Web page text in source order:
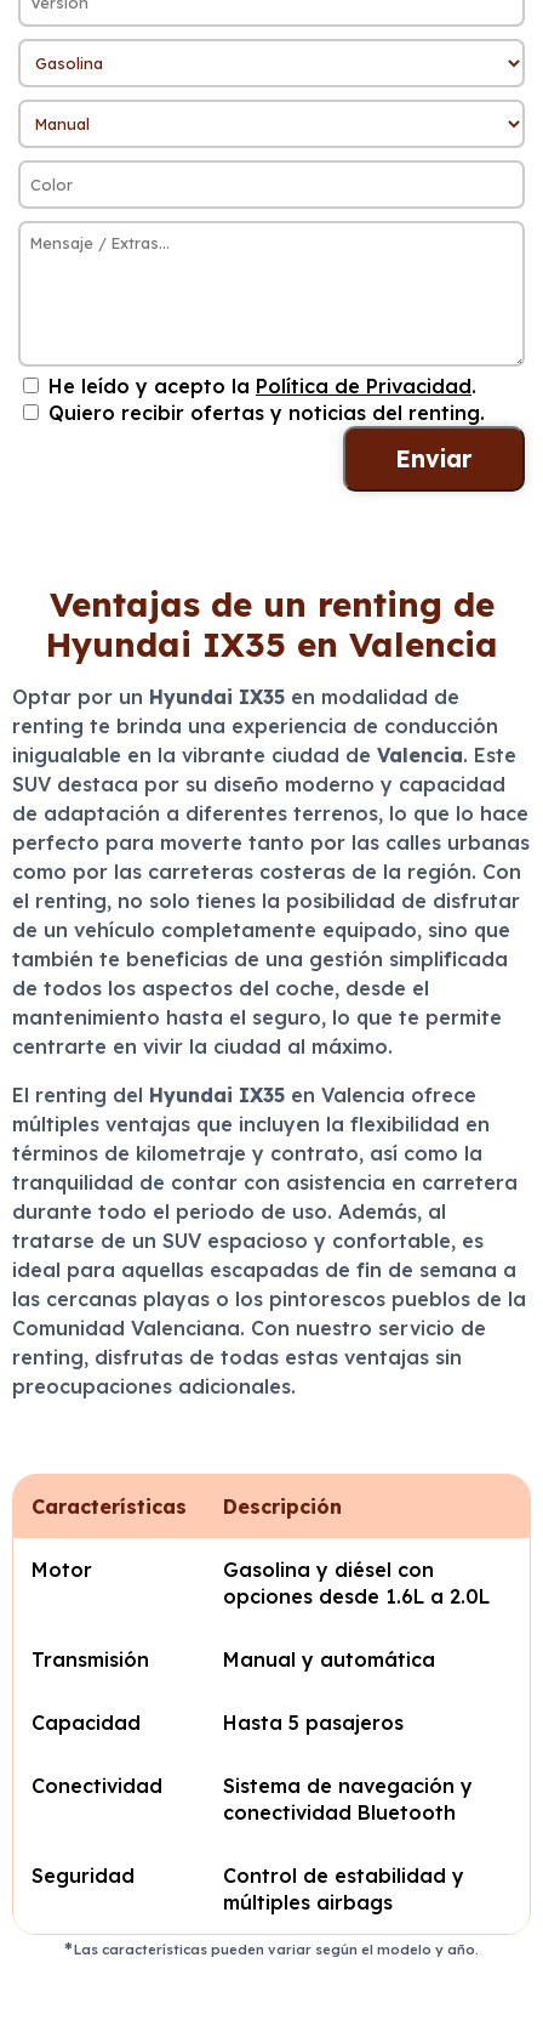
He leído y acepto la Política de Privacidad.
Quiero recibir ofertas y noticias del renting.
Ventajas de un renting de
Hyundai IX35 en Valencia
Optar por un Hyundai IX35 en modalidad de
renting te brinda una experiencia de conducción
inigualable en la vibrante ciudad de Valencia. Este
SUV destaca por su diseño moderno y capacidad
de adaptación a diferentes terrenos, lo que lo hace
perfecto para moverte tanto por las calles urbanas
como por las carreteras costeras de la región. Con
el renting, no solo tienes la posibilidad de disfrutar
de un vehículo completamente equipado, sino que
también te beneficias de una gestión simplificada
de todos los aspectos del coche, desde el
mantenimiento hasta el seguro, lo que te permite
centrarte en vivir la ciudad al máximo.
El renting del Hyundai IX35 en Valencia ofrece
múltiples ventajas que incluyen la flexibilidad en
términos de kilometraje y contrato, así como la
tranquilidad de contar con asistencia en carretera
durante todo el periodo de uso. Además, al
tratarse de un SUV espacioso y confortable, es
ideal para aquellas escapadas de fin de semana a
las cercanas playas o los pintorescos pueblos de la
Comunidad Valenciana. Con nuestro servicio de
renting, disfrutas de todas estas ventajas sin
preocupaciones adicionales.
Características Descripción
Motor
Gasolina y diésel con
opciones desde 1.6L a 2.0L
Transmisión Manual y automática
Capacidad Hasta 5 pasajeros
Conectividad
Sistema de navegación y
conectividad Bluetooth
Seguridad
Control de estabilidad y
múltiples airbags
Las características pueden variar según el modelo y año.